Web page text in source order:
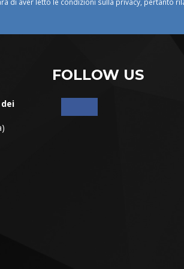
FOLLOW US